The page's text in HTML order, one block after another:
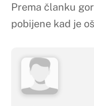
Prema članku
pobijene kad je